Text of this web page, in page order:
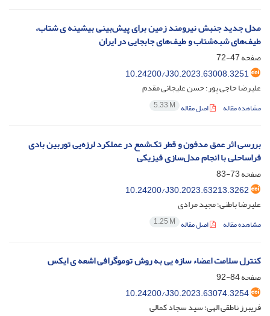
مدل جدید جنبش نیرومند زمین برای پیش‌‌بینی بیشینه ی شتاب،
طیف‌های شبه‌شتاب و طیف‌های جابجایی در ایران
صفحه47-72
10.24200/J30.2023.63008.3251
علیرضا حاجی پور؛ حسن علیجانی مقدم
مشاهده مقاله اصل مقاله 5.33 M
بررسی اثر عمق مدفون و قطر تک‌شمع در عملکرد لرزه‌یی توربین بادی
فراساحلی با انجام مدل‌سازی فیزیکی
صفحه73-83
10.24200/J30.2023.63213.3262
علیرضا باطنی؛ مجید مرادی
مشاهده مقاله اصل مقاله 1.25 M
کنترل سلامت اعضاء سازه یی به روش توموگرافی اشعه ی ایکس
صفحه84-92
10.24200/J30.2023.63074.3254
فریبرز ناطقی الهی؛ سید سجاد کمالی